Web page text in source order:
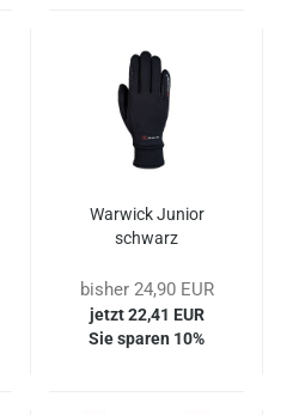
Warwick Junior
schwarz
bisher 24,90 EUR
jetzt 22,41 EUR
Sie sparen 10%